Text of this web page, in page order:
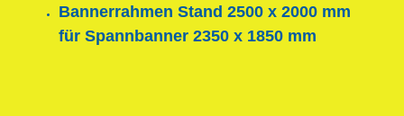
Bannerrahmen Stand 2500 x 2000 mm
für Spannbanner 2350 x 1850 mm